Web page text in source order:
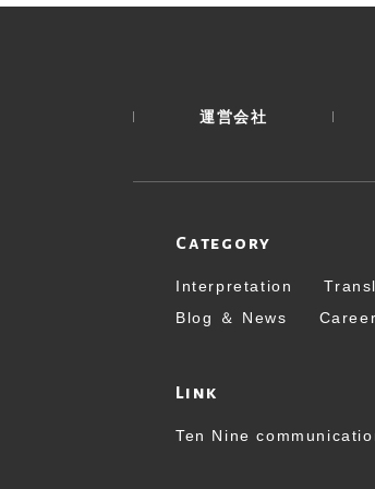
運営会社
Category
Interpretation
Blog ＆ News
Link
Ten Nine